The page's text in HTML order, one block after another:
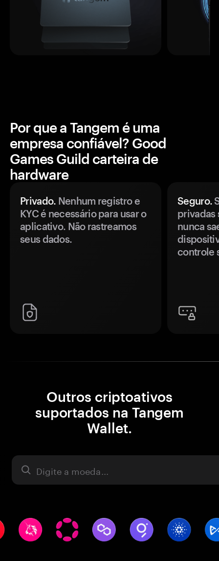
Por que a Tangem é uma
empresa confiável? Good
Games Guild carteira de
hardware
Privado. Nenhum registro e
KYC é necessário para usar o
aplicativo. Não rastreamos
seus dados.
Seguro.
privadas
nunca
controle
Outros criptoativos
suportados na Tangem
Wallet.
Ativo